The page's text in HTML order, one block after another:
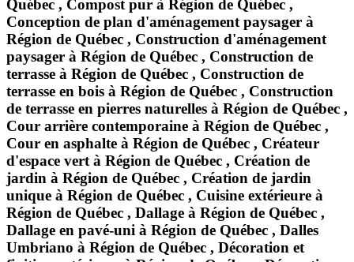
Québec , Compost pur à Région de Québec ,
Conception de plan d'aménagement paysager à
Région de Québec , Construction d'aménagement
paysager à Région de Québec , Construction de
terrasse à Région de Québec , Construction de
terrasse en bois à Région de Québec , Construction
de terrasse en pierres naturelles à Région de Québec ,
Cour arrière contemporaine à Région de Québec ,
Cour en asphalte à Région de Québec , Créateur
d'espace vert à Région de Québec , Création de
jardin à Région de Québec , Création de jardin
unique à Région de Québec , Cuisine extérieure à
Région de Québec , Dallage à Région de Québec ,
Dallage en pavé-uni à Région de Québec , Dalles
Umbriano à Région de Québec , Décoration et